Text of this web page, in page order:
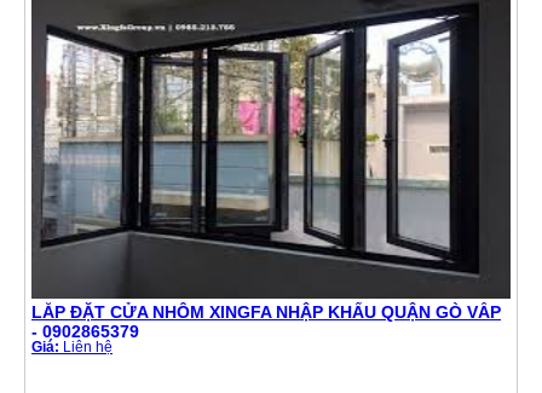
LẮP ĐẶT CỬA NHÔM XINGFA NHẬP KHẨU QUẬN GÒ VẤP
- 0902865379
Giá: Liên hệ